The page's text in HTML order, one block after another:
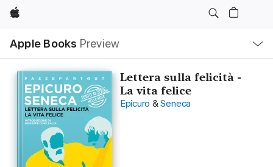
Apple
Apple Books Preview
Nav
Open
Menu
Lettera sulla felicità -
La vita felice
Epicuro & Seneca